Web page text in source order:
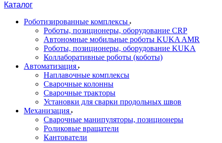
Каталог
Роботизированные комплексы
Роботы, позиционеры, оборудование CRP
Автономные мобильные роботы KUKA AMR
Роботы, позиционеры, оборудование KUKA
Коллаборативные роботы (коботы)
Автоматизация
Наплавочные комплексы
Сварочные колонны
Сварочные тракторы
Установки для сварки продольных швов
Механизация
Сварочные манипуляторы, позиционеры
Роликовые вращатели
Кантователи